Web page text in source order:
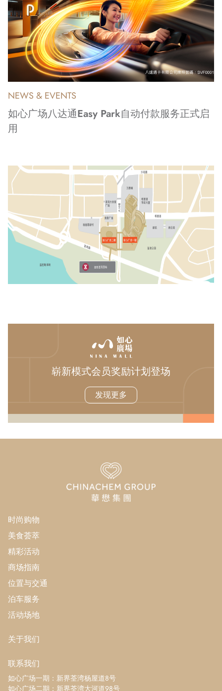
NEWS & EVENTS
如心广场八达通Easy Park自动付款服务正式启
用
崭新模式会员奖励计划登场
发现更多
时尚购物
美食荟萃
精彩活动
商场指南
位置与交通
泊车服务
活动场地
关于我们
联系我们
如心广场一期：新界荃湾杨屋道8号
如心广场二期：新界荃湾大河道98号